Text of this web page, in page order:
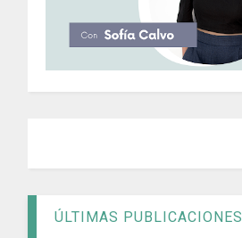
ÚLTIMAS PUBLICACIONES